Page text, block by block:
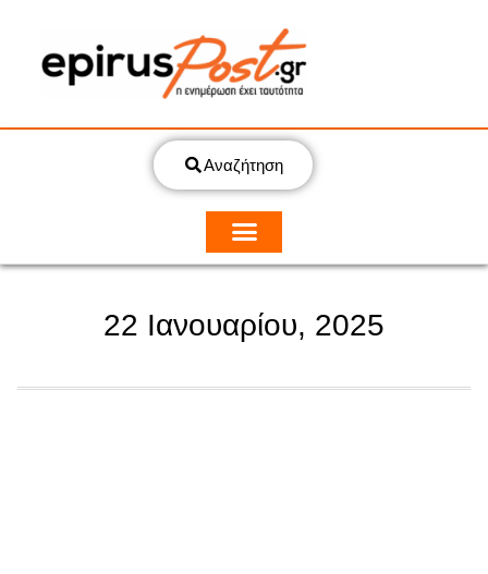
Αναζήτηση
22 Ιανουαρίου, 2025